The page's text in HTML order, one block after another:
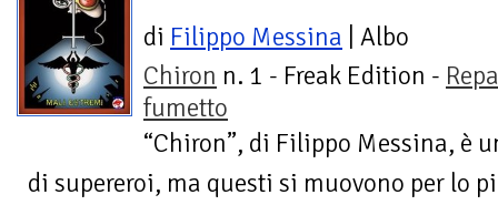
di Filippo Messina | Albo
Chiron n. 1 - Freak Edition -
fumetto
“Chiron”, di Filippo Messina, è
di supereroi, ma questi si muovono per lo